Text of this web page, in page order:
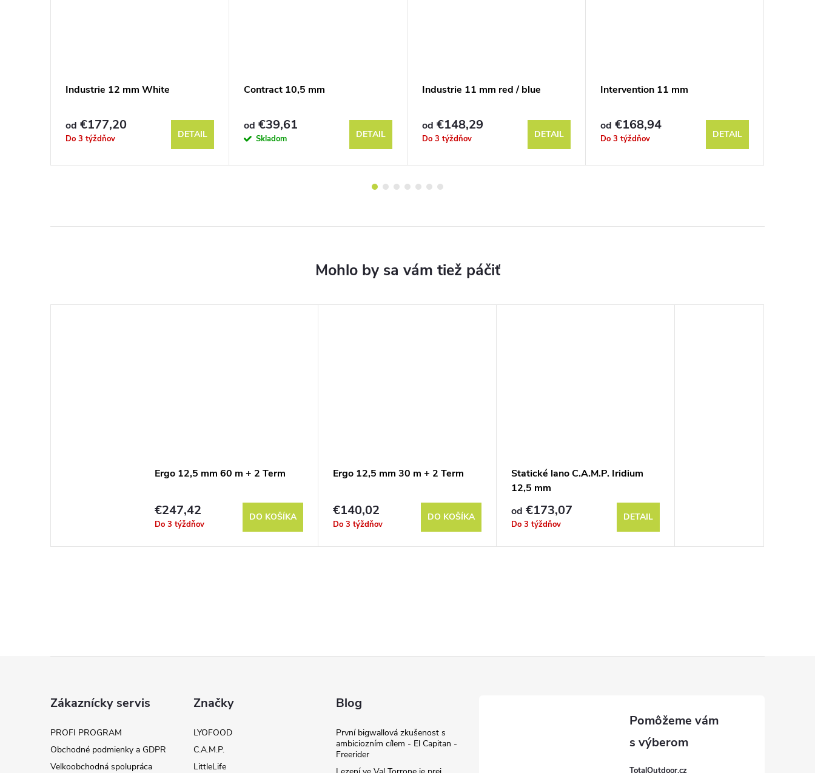
Industrie 12 mm White
od €177,20
Do 3 týždňov DETAIL
Contract 10,5 mm
od €39,61
Skladom DETAIL
Industrie 11 mm red / blue
od €148,29
Do 3 týždňov DETAIL
Intervention 11 mm
od €168,94
Do 3 týždňov DETAIL
Ergo 12,5 mm 60 m + 2 Term
€247,42
Do 3 týždňov
DO KOŠÍKA
Ergo 12,5 mm 30 m + 2 Term
€140,02
Do 3 týždňov
DO KOŠÍKA
Statické lano C.A.M.P. Iridium
12,5 mm
od €173,07
Do 3 týždňov
DETAIL
Zákaznícky servis
PROFI PROGRAM
Obchodné podmienky a GDPR
Velkoobchodná spolupráca
Značky
LYOFOOD
C.A.M.P.
LittleLife
Blog
První bigwallová zkušenost s
ambiciozním cílem - El Capitan -
Freerider
TotalOutdoor.cz